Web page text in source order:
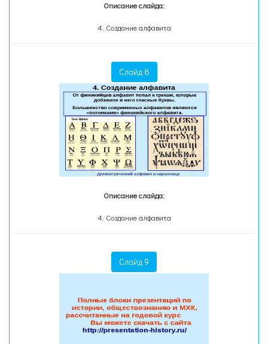
Описание слайда:
4. Создание алфавита
Слайд 8
Описание слайда:
4. Создание алфавита
Слайд 9